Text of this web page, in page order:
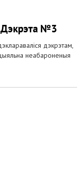
Дэкрэта №3
дэкрэтам,
неабароненыя